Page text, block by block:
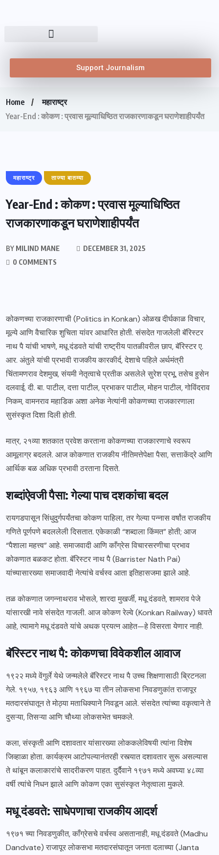
Support Journalism
Home
महाराष्ट्र
Year-End : कोकण : प्रवास मूल्याधिष्ठित राजकारणाकडून घराणेशाहीपर्यंत
महाराष्ट्र ताज्या बातम्या
Year-End : कोकण : प्रवास मूल्याधिष्ठित
राजकारणाकडून घराणेशाहीपर्यंत
BY MILIND MANE
DECEMBER 31, 2025
0 COMMENTS
कोकणच्या राजकारणाची (Politics in Konkan) ओळख दीर्घकाळ विचार,
मूल्ये आणि वैचारिक शुचिता यांवर आधारित होती. संसदेत गाजलेली बॅरिस्टर
नाथ पै यांची भाषणे, मधू दंडवते यांची राष्ट्रीय पातळीवरील छाप, बॅरिस्टर ए.
आर. अंतुले यांची प्रभावी राजकीय कारकीर्द, देशाचे पहिले अर्थमंत्री
चिंतामणराव देशमुख, संयमी नेतृत्वाचे प्रतीक असलेले सुरेश प्रभू, तसेच हुसेन
दलवाई, दी. बा. पाटील, दत्ता पाटील, प्रभाकर पाटील, मोहन पाटील, गोविंदराव
निकम, वामनराव महाडिक अशा अनेक नेत्यांनी कोकणच्या राजकारणाला
सुसंस्कृत दिशा दिली होती.
मात्र, २१व्या शतकात प्रवेश करताना कोकणच्या राजकारणाचे स्वरूप
आमूलाग्र बदलले. आज कोकणात राजकीय नीतिमत्तेपेक्षा पैसा, सत्ताकेंद्रे आणि
आर्थिक बळ अधिक प्रभावी ठरताना दिसते.
शब्दांऐवजी पैसा: गेल्या पाच दशकांचा बदल
रायगडपासून सिंधुदुर्गपर्यंतचा कोकण पाहिला, तर गेल्या पन्नास वर्षांत राजकीय
गणिते पूर्णपणे बदललेली दिसतात. एकेकाळी “शब्दाला किंमत” होती; आज
“पैशाला महत्त्व” आहे. समाजवादी आणि काँग्रेस विचारसरणीचा प्रभाव
कोकणात बळकट होता. बॅरिस्टर नाथ पै (Barrister Nath Pai)
यांच्यासारख्या समाजवादी नेत्यांचे वर्चस्व आता इतिहासजमा झाले आहे.
तळ कोकणात जगन्नाथराव भोसले, शारदा मुखर्जी, मधू दंडवते, शामराव पेजे
यांसारखी नावे संसदेत गाजली. आज कोकण रेल्वे (Konkan Railway) धावते
आहे, त्यामागे मधू दंडवते यांचे अथक प्रयत्न आहेत—हे विसरता येणार नाही.
बॅरिस्टर नाथ पै: कोकणचा विवेकशील आवाज
१९२२ मध्ये वेंगुर्ले येथे जन्मलेले बॅरिस्टर नाथ पै उच्च शिक्षणासाठी ब्रिटनला
गेले. १९५७, १९६३ आणि १९६७ या तीन लोकसभा निवडणुकांत राजापूर
मतदारसंघातून ते मोठ्या मताधिक्याने निवडून आले. संसदेत त्यांच्या वकृत्वाने ते
दुसऱ्या, तिसऱ्या आणि चौथ्या लोकसभेत चमकले.
कला, संस्कृती आणि दशावतार यांसारख्या लोककलेविषयी त्यांना विशेष
जिव्हाळा होता. कार्यक्रम आटोपल्यानंतरही रस्त्यात दशावतार सुरू असल्यास
ते थांबून कलाकारांचे सादरीकरण पाहत. दुर्दैवाने १९७१ मध्ये अवघ्या ४८व्या
वर्षी त्यांचे निधन झाले आणि कोकण एका सुसंस्कृत नेतृत्वाला मुकले.
मधू दंडवते: साधेपणाचा राजकीय आदर्श
१९७१ च्या निवडणुकीत, काँग्रेसचे वर्चस्व असतानाही, मधू दंडवते (Madhu
Dandvate) राजापूर लोकसभा मतदारसंघातून जनता दलाच्या (Janta